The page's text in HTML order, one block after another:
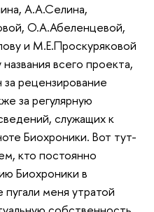
А.А.Селина,
О.А.Абеленцевой,
и М.Е.Проскуряковой
всего проекта,
за рецензирование
за регулярную
служащих к
Биохроники. Вот тут-
кто постоянно
Биохроники в
меня утратой